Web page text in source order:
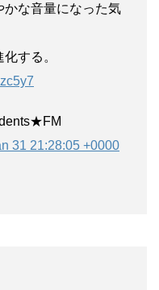
かな音量になった気
する。
31 21:28:05 +0000